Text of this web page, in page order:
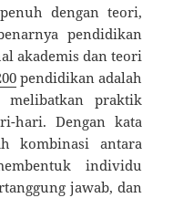
dengan teori,
pendidikan
akademis dan teori
pendidikan adalah
melibatkan praktik
hari. Dengan kata
kombinasi antara
individu
jawab, dan